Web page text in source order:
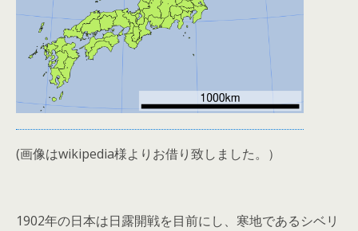
(画像はwikipedia様よりお借り致しました。）
1902年の日本は日露開戦を目前にし、寒地であるシベリ